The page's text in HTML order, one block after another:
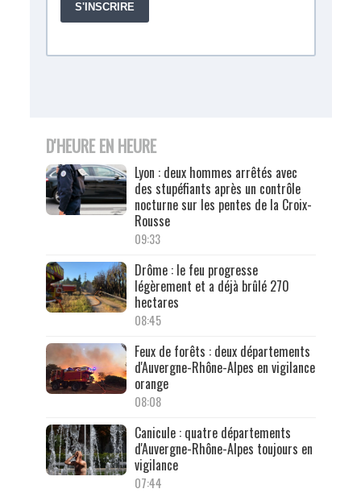
D'HEURE EN HEURE
Lyon : deux hommes arrêtés avec
des stupéfiants après un contrôle
nocturne sur les pentes de la Croix-
Rousse
09:33
Drôme : le feu progresse
légèrement et a déjà brûlé 270
hectares
08:45
Feux de forêts : deux départements
d'Auvergne-Rhône-Alpes en vigilance
orange
08:08
Canicule : quatre départements
d'Auvergne-Rhône-Alpes toujours en
vigilance
07:44